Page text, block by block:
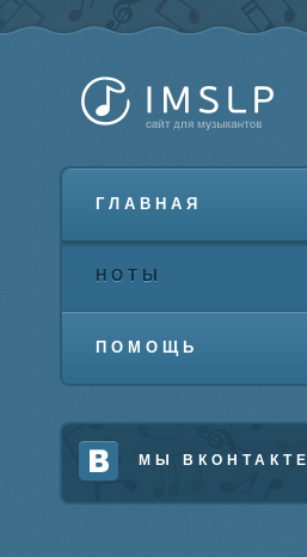
ГЛАВНАЯ
НОТЫ
ПОМОЩЬ
МЫ ВКОНТАКТЕ